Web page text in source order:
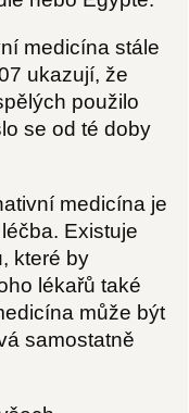
medicína stále
ukazují, že
použilo
se od té doby
medicína je
Existuje
které by
lékařů také
může být
samostatně